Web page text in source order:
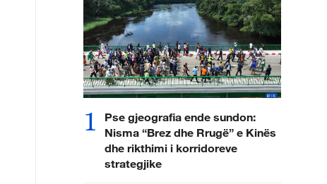
1
Pse gjeografia ende sundon:
Nisma “Brez dhe Rrugë” e Kinës
dhe rikthimi i korridoreve
strategjike